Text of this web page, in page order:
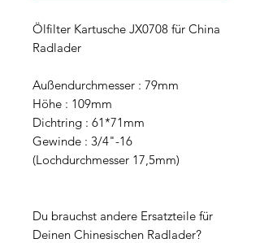
Ölfilter Kartusche JX0708 für China
Radlader
Außendurchmesser : 79mm
Höhe : 109mm
Dichtring : 61*71mm
Gewinde : 3/4"-16
(Lochdurchmesser 17,5mm)
Du brauchst andere Ersatzteile für
Deinen Chinesischen Radlader?